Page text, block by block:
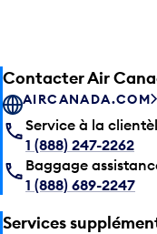
Contacter Air
AIRCANADA.COM
Service à la
1 (888) 247-2262
Baggage
1 (888) 689-2247
Services